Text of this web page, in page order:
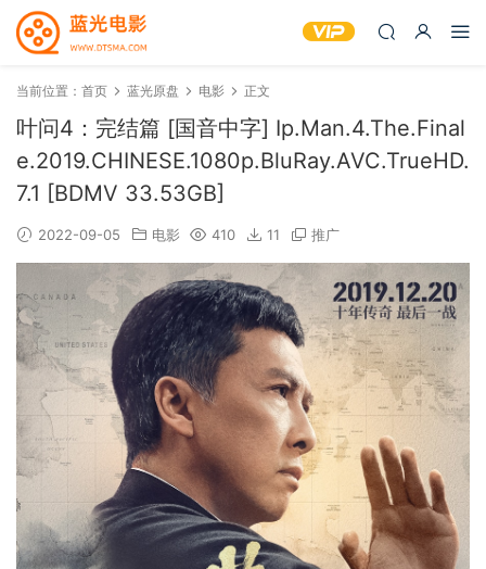
当前位置： 首页 蓝光原盘 电影 正文
叶问4：完结篇 [国音中字] Ip.Man.4.The.Final
e.2019.CHINESE.1080p.BluRay.AVC.TrueHD.
7.1 [BDMV 33.53GB]
2022-09-05 电影 410 11 推广